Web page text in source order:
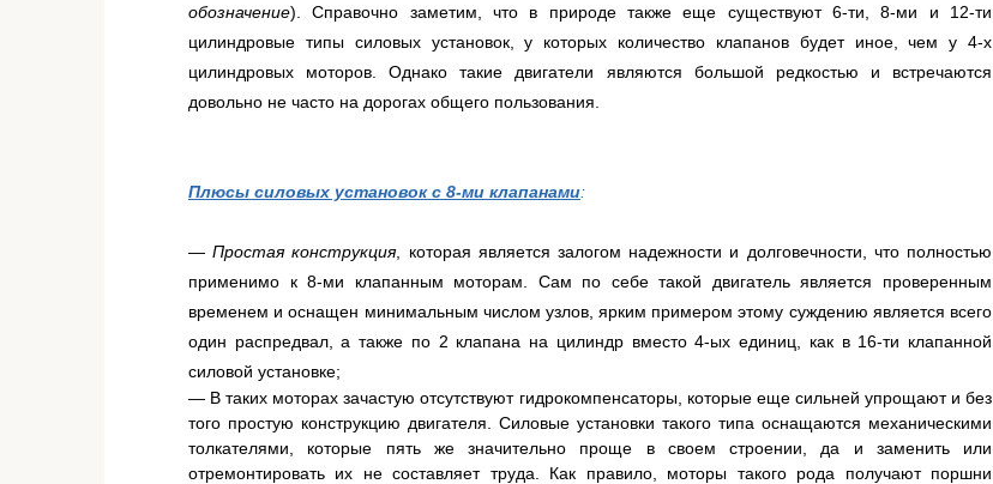
обозначение). Справочно заметим, что в природе также еще существуют 6-ти, 8-ми и 12-ти
цилиндровые типы силовых установок, у которых количество клапанов будет иное, чем у 4-х
цилиндровых моторов. Однако такие двигатели являются большой редкостью и встречаются
довольно не часто на дорогах общего пользования.
Плюсы силовых установок с 8-ми клапанами:
—Простая конструкция, которая является залогом надежности и долговечности, что полностью
применимо к 8-ми клапанным моторам. Сам по себе такой двигатель является проверенным
временем и оснащен минимальным числом узлов, ярким примером этому суждению является всего
один распредвал, а также по 2 клапана на цилиндр вместо 4-ых единиц, как в 16-ти клапанной
силовой установке;
— В таких моторах зачастую отсутствуют гидрокомпенсаторы, которые еще сильней упрощают и без
того простую конструкцию двигателя. Силовые установки такого типа оснащаются механическими
толкателями, которые пять же значительно проще в своем строении, да и заменить или
отремонтировать их не составляет труда. Как правило, моторы такого рода получают поршни